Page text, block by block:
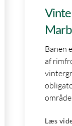
Banen
af
Læs